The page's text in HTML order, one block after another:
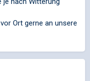
Ort gerne an unsere